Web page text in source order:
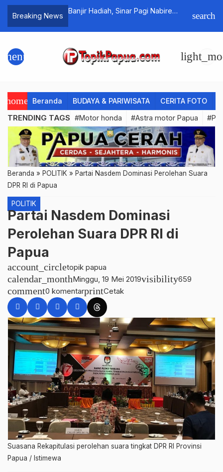
Breaking News
Banjir Hadiah, Sinar Pagi Nabire
Dituding
Enembe
search
menu
home Beranda BUDAYA & PARIWISATA CERITA FOTO
TRENDING TAGS #Motor honda #Astra motor Papua
Beranda » POLITIK » Partai Nasdem Dominasi Perolehan Suara
DPR RI di Papua
POLITIK
Partai Nasdem Dominasi
Perolehan Suara DPR RI di
Papua
account_circletopik papua
calendar_monthMinggu, 19 Mei 2019visibility659
comment0 komentarprintCetak
Suasana Rekapitulasi perolehan suara tingkat DPR RI Provinsi
Papua / Istimewa